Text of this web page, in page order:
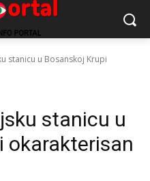
stanicu u Bosanskoj Krupi
stanicu u
okarakterisan